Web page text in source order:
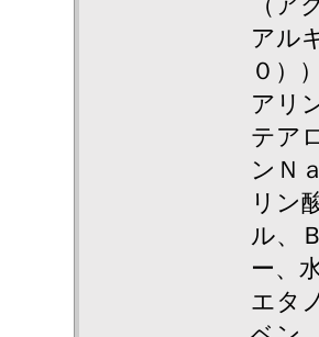
アル
０）
アリ
テア
ンＮ
リン
ル、
ー、
エタ